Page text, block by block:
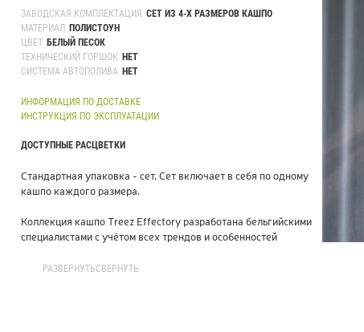
Цветы 123
Товары с 3D-моделями
Готовые решения от Treez
Алфавитный указатель
ЗАВОДСКАЯ КОМПЛЕКТАЦИЯ СЕТ ИЗ 4-Х РАЗМЕРОВ КАШПО
МАТЕРИАЛ ПОЛИСТОУН
ЦВЕТ БЕЛЫЙ ПЕСОК
ТЕХНИЧЕСКИЙ ГОРШОК НЕТ
СИСТЕМА АВТОПОЛИВА НЕТ
ИНФОРМАЦИЯ ПО ДОСТАВКЕ
ИНСТРУКЦИЯ ПО ЭКСПЛУАТАЦИИ
ДОСТУПНЫЕ РАСЦВЕТКИ
Стандартная упаковка - сет. Сет включает в себя по одному
кашпо каждого размера.
Коллекция кашпо Treez Effectory разработана бельгийскими
специалистами с учётом всех трендов и особенностей
Кашпо Treez Effectory созданы из инновационных
РАЗВЕРНУТЬСВЕРНУТЬ